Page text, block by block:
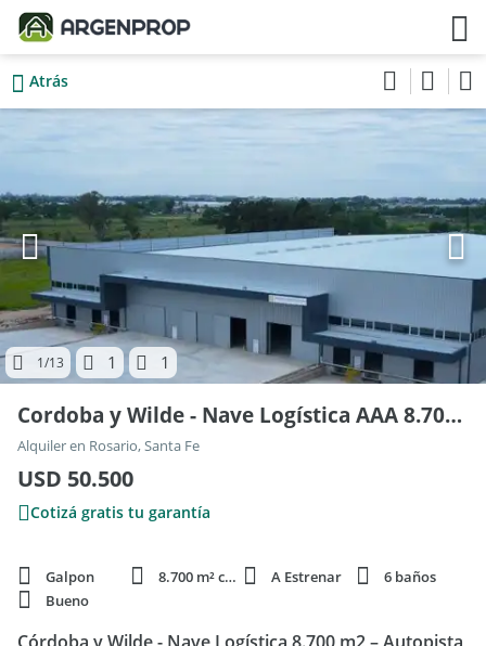
Atrás
1/13 1 1
Cordoba y Wilde - Nave Logística AAA 8.700 m² , Piso 0
Alquiler en Rosario, Santa Fe
USD 50.500
Cotizá gratis tu garantía
Galpon 8.700 m² cubie. A Estrenar
6 baños
Bueno